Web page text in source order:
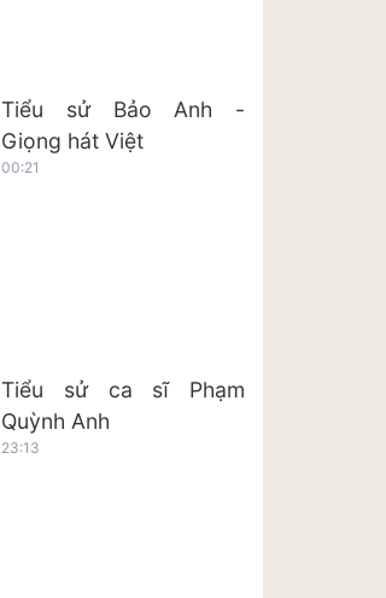
Tiểu sử Bảo Anh -
Giọng hát Việt
00:21
Tiểu sử ca sĩ Phạm
Quỳnh Anh
23:13